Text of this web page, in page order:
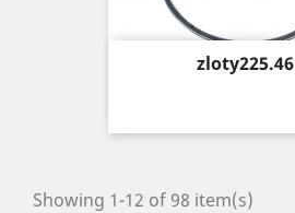
Price
zloty225.46
Showing 1-12 of 98 item(s)